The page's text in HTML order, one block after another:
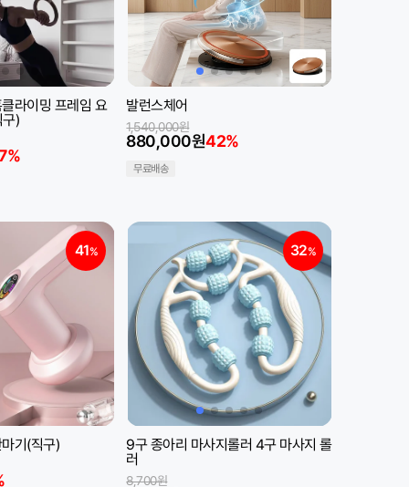
라이밍 프레임 요
)
발런스체어
880,000원42%
1,540,000원
무료배송
41%
기(직구)
32%
9구 종아리 마사지롤러 4구 마사지 롤
러
8,700원